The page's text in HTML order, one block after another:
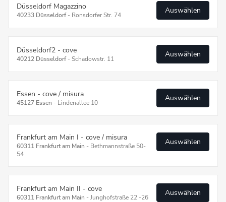
Düsseldorf Magazzino
40233 Düsseldorf- Ronsdorfer Str. 74 Auswählen
Düsseldorf2 - cove
40212 Düsseldorf- Schadowstr. 11 Auswählen
Essen - cove / misura
45127 Essen - Lindenallee 10 Auswählen
Frankfurt am Main I - cove / misura
60311 Frankfurt am Main - Bethmannstraße 50-
54
Auswählen
Frankfurt am Main II - cove
60311 Frankfurt am Main - Junghofstraße 22 -26 Auswählen